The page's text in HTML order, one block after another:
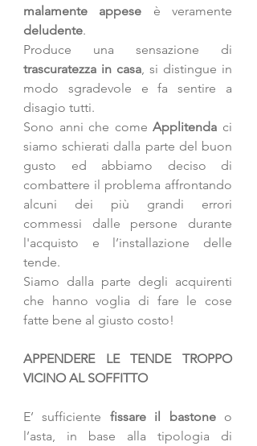
malamente appese
deludente.
trascuratezza in casa , si distingue in
modo sgradevole e fa sentire a
disagio tutti.
Sono anni che come Applitenda ci
siamo schierati dalla parte del buon
gusto ed abbiamo deciso di
combattere il problema affrontando
alcuni dei più grandi errori
commessi dalle persone durante
l'acquisto e l’installazione delle
tende.
Siamo dalla parte degli acquirenti
che hanno voglia di fare le cose
fatte bene al giusto costo!
APPENDERE LE TENDE TROPPO
VICINO AL SOFFITTO
E’ sufficiente fissare il bastone o
l’asta, in base alla tipologia di